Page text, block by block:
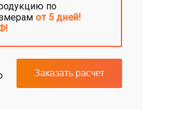
по
от 5 дней!
Заказать расчет